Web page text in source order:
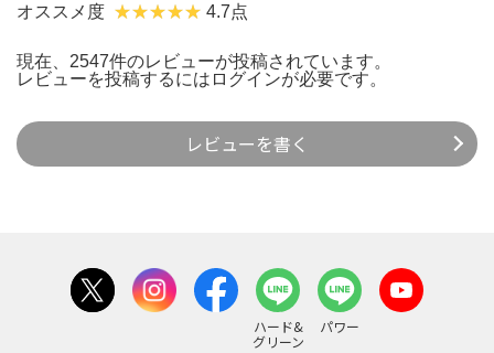
オススメ度 4.7点
現在、2547件のレビューが投稿されています。
レビューを投稿するには ログインが必要です。
レビューを書く
ハード&
グリーン
パワー